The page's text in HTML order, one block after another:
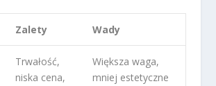
Zalety Wady
Trwałość,
niska cena,
Większa waga,
mniej estetyczne